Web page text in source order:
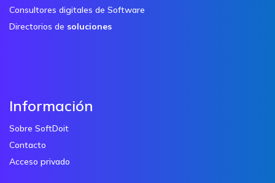
Consultores digitales de Software
Directorios de soluciones
Información
Sobre SoftDoit
Contacto
Acceso privado